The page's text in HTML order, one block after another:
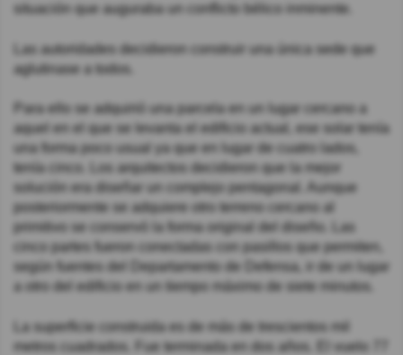
situación que auguraba un conflicto bélico inminente.
Las autoridades decidieron construir una única sede que
aglutinase a todos.
Para ello se adquirió una parcela en un lugar cercano a
aquel en el que se levanta el edificio actual, ese solar tenía
una forma poco usual ya que en lugar de cuatro lados,
tenía cinco. Los arquitectos decidieron que la mejor
solución era diseñar un complejo pentagonal. Aunque
posteriormente se adquiere otro terreno cercano al
primitivo se conservó la forma original del diseño. Las
cinco partes fueron conectadas con pasillos que permiten,
según fuentes del Departamento de Defensa, ir de un lugar
a otro del edificio en un tiempo máximo de siete minutos.
La superficie construida es de más de trescientos mil
metros cuadrados. Fue terminada en dos años. El vuelo 77